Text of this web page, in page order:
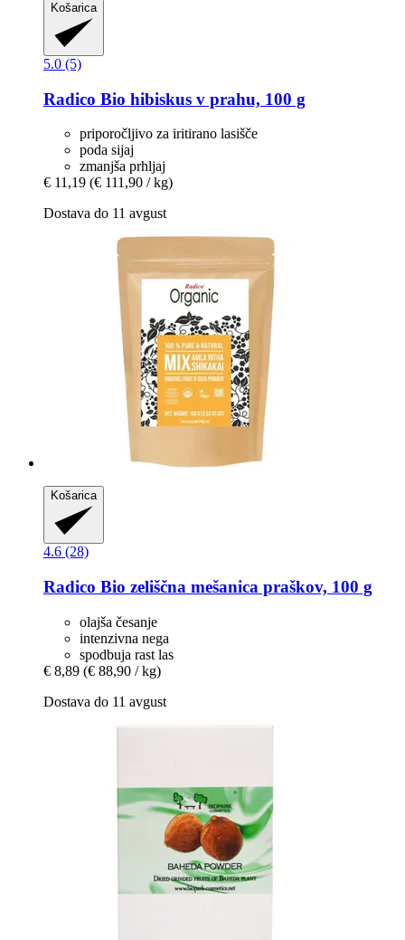
Košarica
5.0 (5)
Radico Bio hibiskus v prahu, 100 g
priporočljivo za iritirano lasišče
poda sijaj
zmanjša prhljaj
€ 11,19 (€ 111,90 / kg)
Dostava do 11 avgust
Košarica
4.6 (28)
Radico Bio zeliščna mešanica praškov, 100 g
olajša česanje
intenzivna nega
spodbuja rast las
€ 8,89 (€ 88,90 / kg)
Dostava do 11 avgust